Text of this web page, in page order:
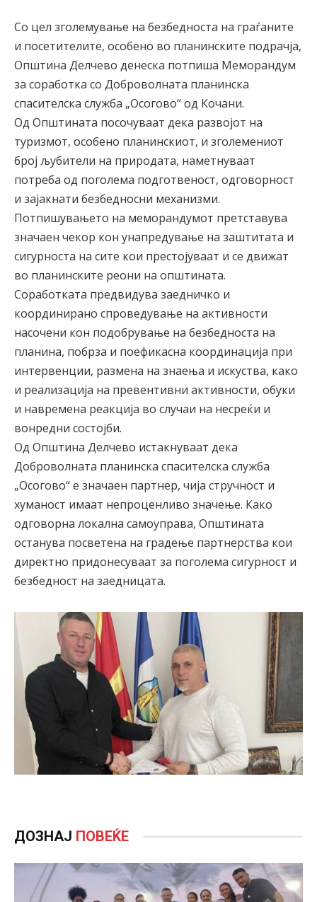
Со цел зголемување на безбедноста на граѓаните
и посетителите, особено во планинските подрачја,
Општина Делчево денеска потпиша Меморандум
за соработка со Доброволната планинска
спасителска служба „Осогово“ од Кочани.
Од Општината посочуваат дека развојот на
туризмот, особено планинскиот, и зголемениот
број љубители на природата, наметнуваат
потреба од поголема подготвеност, одговорност
и зајакнати безбедносни механизми.
Потпишувањето на меморандумот претставува
значаен чекор кон унапредување на заштитата и
сигурноста на сите кои престојуваат и се движат
во планинските реони на општината.
Соработката предвидува заедничко и
координирано спроведување на активности
насочени кон подобрување на безбедноста на
планина, побрза и поефикасна координација при
интервенции, размена на знаења и искуства, како
и реализација на превентивни активности, обуки
и навремена реакција во случаи на несреќи и
вонредни состојби.
Од Општина Делчево истакнуваат дека
Доброволната планинска спасителска служба
„Осогово“ е значаен партнер, чија стручност и
хуманост имаат непроценливо значење. Како
одговорна локална самоуправа, Општината
останува посветена на градење партнерства кои
директно придонесуваат за поголема сигурност и
безбедност на заедницата.
ДОЗНАЈ ПОВЕЌЕ